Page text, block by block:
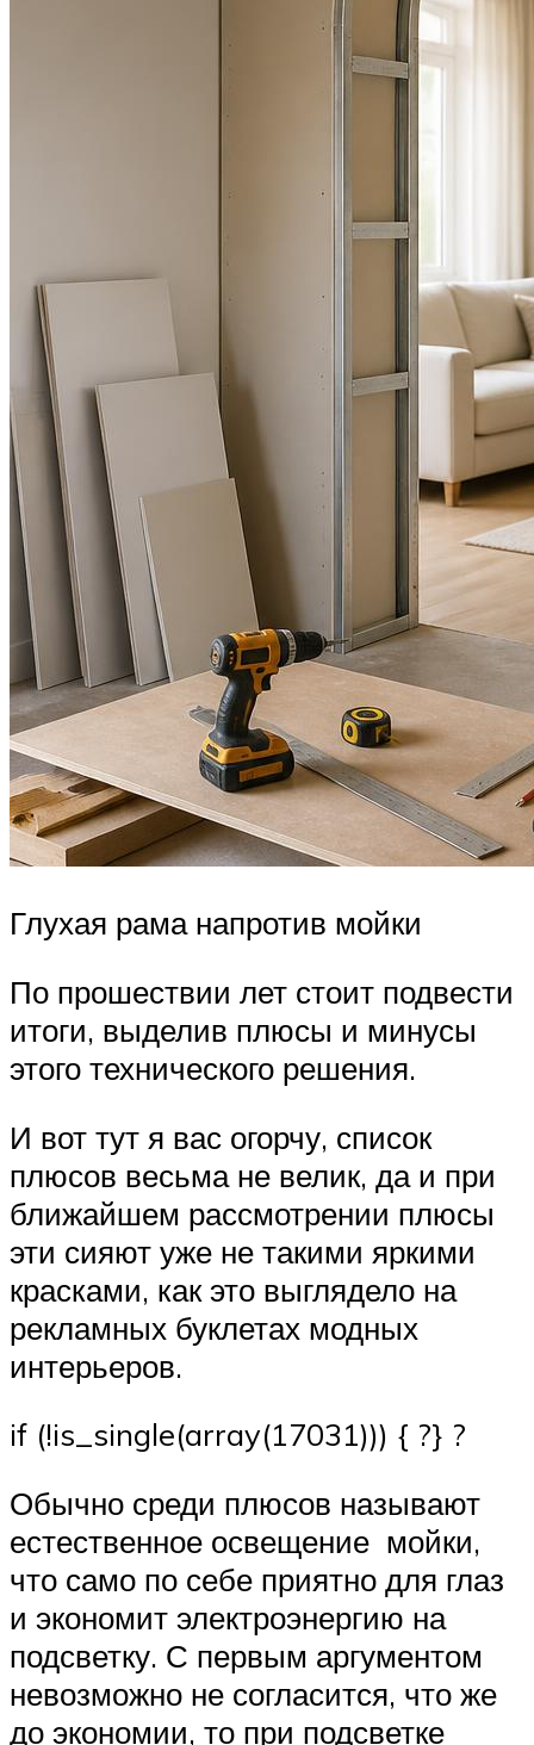
Глухая рама напротив мойки
По прошествии лет стоит подвести
итоги, выделив плюсы и минусы
этого технического решения.
И вот тут я вас огорчу, список
плюсов весьма не велик, да и при
ближайшем рассмотрении плюсы
эти сияют уже не такими яркими
красками, как это выглядело на
рекламных буклетах модных
интерьеров.
if (!is_single(array(17031))) { ?} ?
Обычно среди плюсов называют
естественное освещение мойки,
что само по себе приятно для глаз
и экономит электроэнергию на
подсветку. С первым аргументом
невозможно не согласится, что же
до экономии, то при подсветке